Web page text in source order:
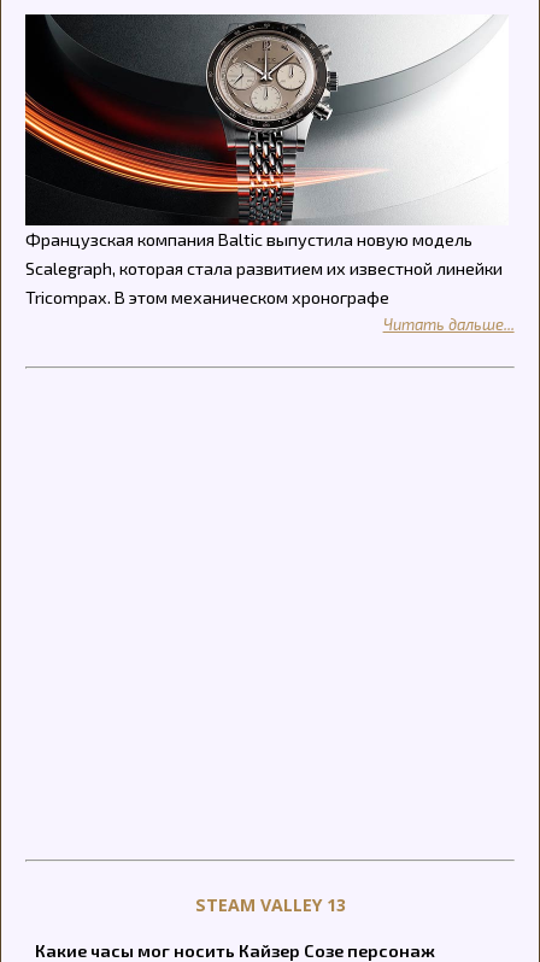
Французская компания Baltic выпустила новую модель
Scalegraph, которая стала развитием их известной линейки
Tricompax. В этом механическом хронографе
Читать дальше...
STEAM VALLEY 13
Какие часы мог носить Кайзер Созе персонаж